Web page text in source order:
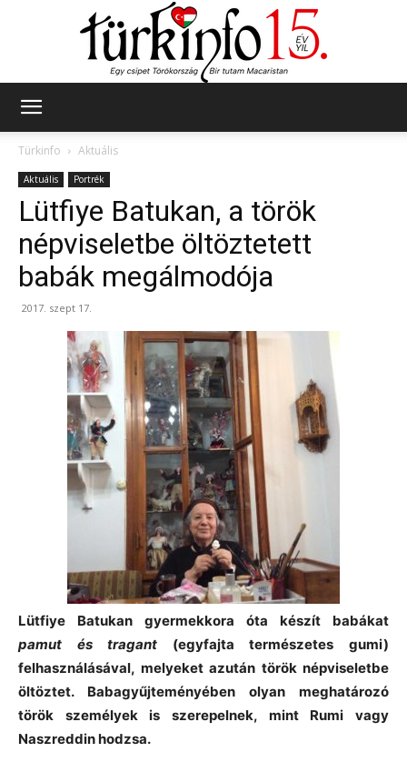
Türkinfo
Aktuális
Aktuális Portrék
Lütfiye Batukan, a török
népviseletbe öltöztetett
babák megálmodója
2017. szept 17.
Lütfiye Batukan gyermekkora óta készít babákat
pamut és
tragant (egyfajta természetes gumi)
felhasználásával, melyeket azután török népviseletbe
öltöztet. Babagyűjteményében olyan meghatározó
török személyek is szerepelnek, mint Rumi vagy
Naszreddin hodzsa.